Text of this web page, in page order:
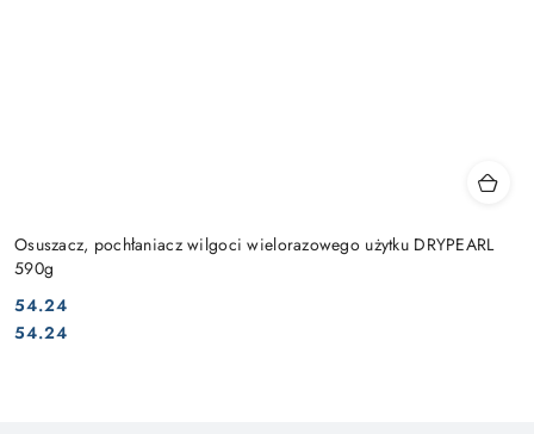
Osuszacz, pochłaniacz wilgoci wielorazowego użytku DRYPEARL
590g
Cena:
54.24
Cena:
54.24